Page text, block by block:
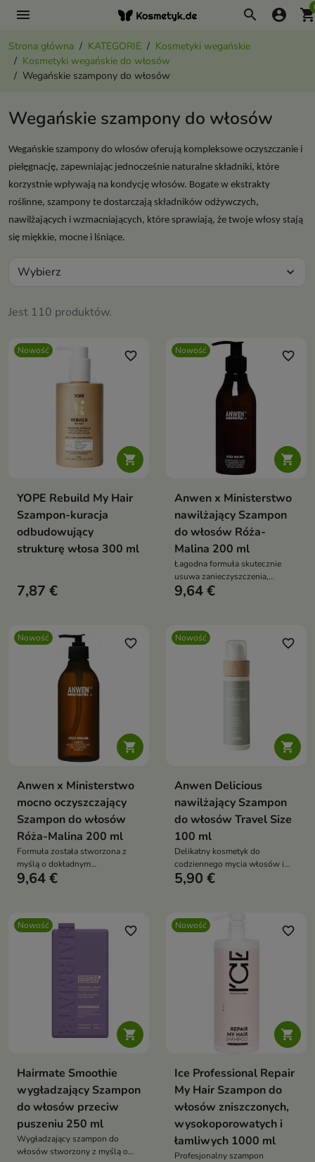
menu search account_circle
Strona główna KATEGORIE
Kosmetyki wegańskie
Kosmetyki wegańskie do włosów
Wegańskie szampony do włosów
Wegańskie szampony do włosów
Wegańskie szampony do włosów oferują kompleksowe oczyszczanie i
pielęgnację, zapewniając jednocześnie naturalne składniki, które
korzystnie wpływają na kondycję włosów. Bogate w ekstrakty
roślinne, szampony te dostarczają składników odżywczych,
nawilżających i wzmacniających, które sprawiają, że twoje włosy stają
się miękkie, mocne i lśniące.
Jest 110 produktów.
Wybierz expand_more
Nowość

favorite_border
YOPE Rebuild My Hair
Szampon-kuracja
odbudowujący
strukturę włosa 300 ml
7,87 €
Nowość

favorite_border
Anwen x Ministerstwo
nawilżający Szampon
do włosów Róża-
Malina 200 ml
Łagodna formuła skutecznie
usuwa zanieczyszczenia,
jednocześnie pomagając
9,64 €
Nowość

favorite_border
Anwen x Ministerstwo
mocno oczyszczający
Szampon do włosów
Róża-Malina 200 ml
Formuła została stworzona z
myślą o dokładnym
oczyszczaniu, które pomaga
9,64 €
Nowość

favorite_border
Anwen Delicious
nawilżający Szampon
do włosów Travel Size
100 ml
Delikatny kosmetyk do
codziennego mycia włosów i
skóry głowy.
5,90 €
Nowość

favorite_border
Hairmate Smoothie
wygładzający Szampon
do włosów przeciw
puszeniu 250 ml
Wygładzający szampon do
włosów stworzony z myślą o
Nowość

favorite_border
Ice Professional Repair
My Hair Szampon do
włosów zniszczonych,
wysokoporowatych i
łamliwych 1000 ml
Profesjonalny szampon